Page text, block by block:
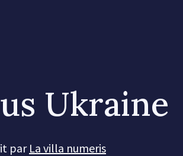
Ukraine
parLa villa numeris